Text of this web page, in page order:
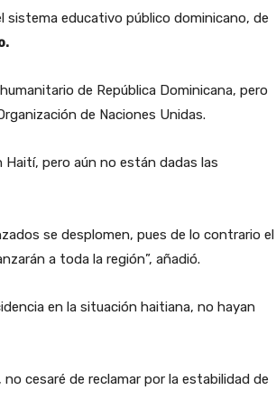
sistema educativo público dominicano, de
de República Dominicana, pero
de Naciones Unidas.
pero aún no están dadas las
se desplomen, pues de lo contrario el
a toda la región”, añadió.
en la situación haitiana, no hayan
cesaré de reclamar por la estabilidad de